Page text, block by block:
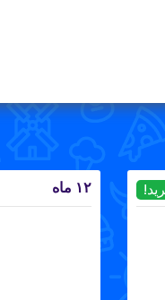
۱۲ ماه